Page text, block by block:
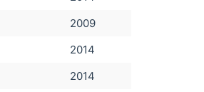
2009
2014
2014